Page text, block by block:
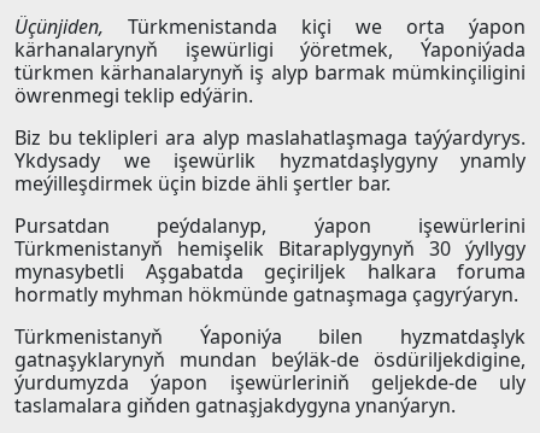
Üçünjiden, Türkmenistanda kiçi we orta ýapon
kärhanalarynyň işewürligi ýöretmek, Ýaponiýada
türkmen kärhanalarynyň iş alyp barmak mümkinçiligini
öwrenmegi teklip edýärin.
Biz bu teklipleri ara alyp maslahatlaşmaga taýýardyrys.
Ykdysady we işewürlik hyzmatdaşlygyny ynamly
meýilleşdirmek üçin bizde ähli şertler bar.
Pursatdan peýdalanyp, ýapon işewürlerini
Türkmenistanyň hemişelik Bitaraplygynyň 30 ýyllygy
mynasybetli Aşgabatda geçiriljek halkara foruma
hormatly myhman hökmünde gatnaşmaga çagyrýaryn.
Türkmenistanyň Ýaponiýa bilen hyzmatdaşlyk
gatnaşyklarynyň mundan beýläk-de ösdüriljekdigine,
ýurdumyzda ýapon işewürleriniň geljekde-de uly
taslamalara giňden gatnaşjakdygyna ynanýaryn.